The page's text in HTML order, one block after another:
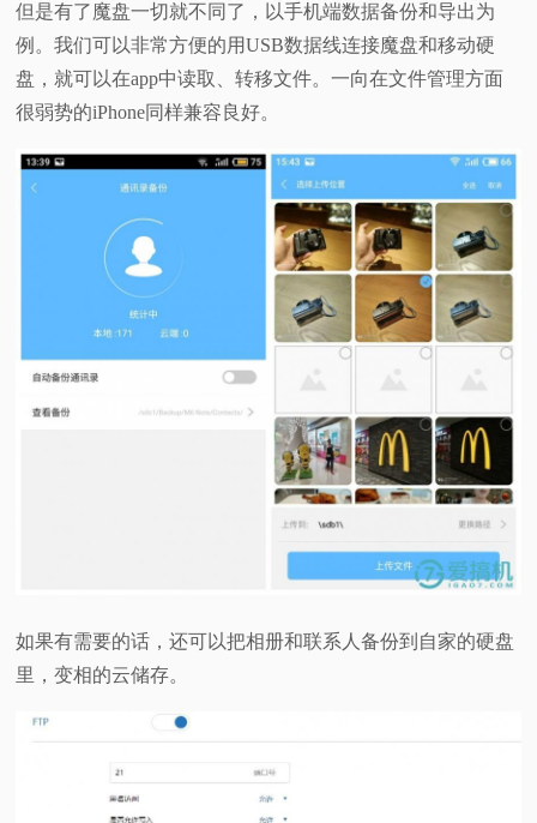
但是有了魔盘一切就不同了，以手机端数据备份和导出为
例。我们可以非常方便的用USB数据线连接魔盘和移动硬
盘，就可以在app中读取、转移文件。一向在文件管理方面
很弱势的iPhone同样兼容良好。
如果有需要的话，还可以把相册和联系人备份到自家的硬盘
里，变相的云储存。